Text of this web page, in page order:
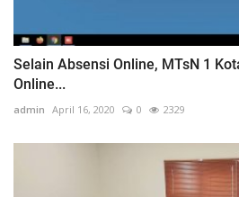
Selain Absensi Online, MTsN 1
Online...
admin April 16, 2020 0 2329